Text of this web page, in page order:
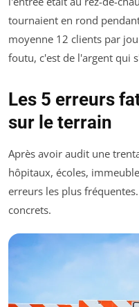
tournaient en rond
moyenne 12 clients par
foutu, c'est de l'argent qui
Les 5 erreurs
sur le terrain
Après avoir audit une
hôpitaux, écoles,
erreurs les plus
concrets.